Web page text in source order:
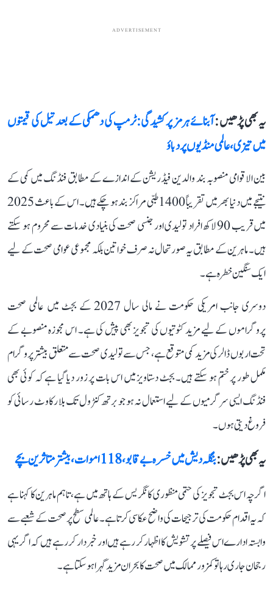
ADVERTISEMENT
یہ بھی پڑھیں :آبنائے ہرمز پر کشیدگی: ٹرمپ کی دھمکی کے بعد تیل کی قیمتوں
میں تیزی، عالمی منڈیوں پر دباؤ
بین الاقوامی منصوبہ بند والدین فیڈریشن کے اندازے کے مطابق فنڈنگ میں کمی کے
نتیجے میں دنیا بھر میں تقریباً 1400 طبی مراکز بند ہو چکے ہیں۔ اس کے باعث 2025
میں قریب 90 لاکھ افراد تولیدی اور جنسی صحت کی بنیادی خدمات سے محروم ہو سکتے
ہیں۔ ماہرین کے مطابق یہ صورتحال نہ صرف خواتین بلکہ مجموعی عوامی صحت کے لیے
ایک سنگین خطرہ ہے۔
دوسری جانب امریکی حکومت نے مالی سال 2027 کے بجٹ میں عالمی صحت
پروگراموں کے لیے مزید کٹوتیوں کی تجویز بھی پیش کی ہے۔ اس مجوزہ منصوبے کے
تحت اربوں ڈالر کی مزید کمی متوقع ہے، جس سے تولیدی صحت سے متعلق بیشتر پروگرام
مکمل طور پر ختم ہو سکتے ہیں۔ بجٹ دستاویز میں اس بات پر زور دیا گیا ہے کہ کوئی بھی
فنڈنگ ایسی سرگرمیوں کے لیے استعمال نہ ہو جو برتھ کنٹرول تک بلا رکاوٹ رسائی کو
فروغ دیتی ہوں۔
یہ بھی پڑھیں :بنگلہ دیش میں خسرہ بے قابو، 118 اموات، بیشتر متاثرین بچے
اگرچہ اس بجٹ تجویز کی حتمی منظوری کانگریس کے ہاتھ میں ہے، تاہم ماہرین کا کہنا ہے
کہ یہ اقدام حکومت کی ترجیحات کی واضح عکاسی کرتا ہے۔ عالمی سطح پر صحت کے شعبے سے
وابستہ ادارے اس فیصلے پر تشویش کا اظہار کر رہے ہیں اور خبردار کر رہے ہیں کہ اگر یہی
رجحان جاری رہا تو کمزور ممالک میں صحت کا بحران مزید گہرا ہو سکتا ہے۔